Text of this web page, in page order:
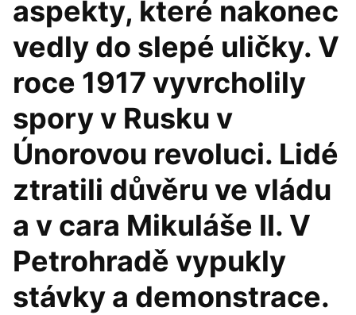
aspekty, které nakonec
vedly do slepé uličky. V
roce 1917 vyvrcholily
spory v Rusku v
Únorovou revoluci. Lidé
ztratili důvěru ve vládu
a v cara Mikuláše II. V
Petrohradě vypukly
stávky a demonstrace.